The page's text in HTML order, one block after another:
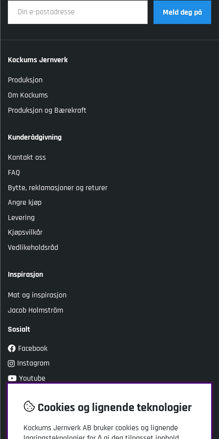
Meld deg på
Kockums Jernverk
Produksjon
Om Kockums
Produksjon og Bærekraft
Kunderådgivning
Kontakt oss
FAQ
Bytte, reklamasjoner og returer
Angre kjøp
Levering
Kjøpsvilkår
Vedlikeholdsråd
Inspirasjon
Mat og inspirasjon
Jacob Holmström
Sosialt
Facebook
Instagram
Youtube
Cookies og lignende teknologier
Kockums Jernverk AB bruker cookies og lignende